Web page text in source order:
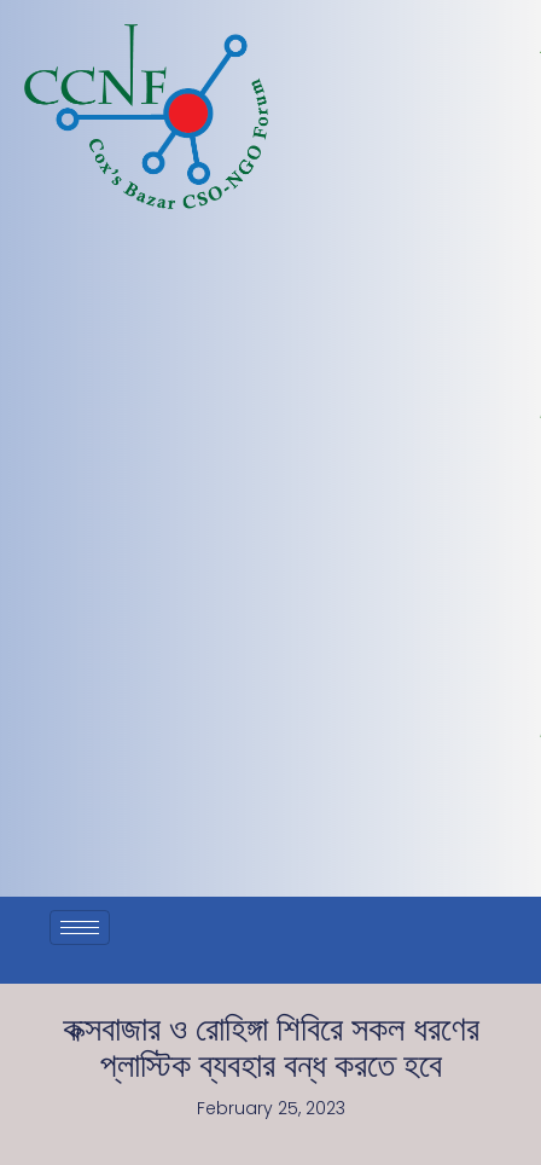
কক্সবাজার ও রোহিঙ্গা শিবিরে সকল ধরণের
প্লাস্টিক ব্যবহার বন্ধ করতে হবে
February 25, 2023